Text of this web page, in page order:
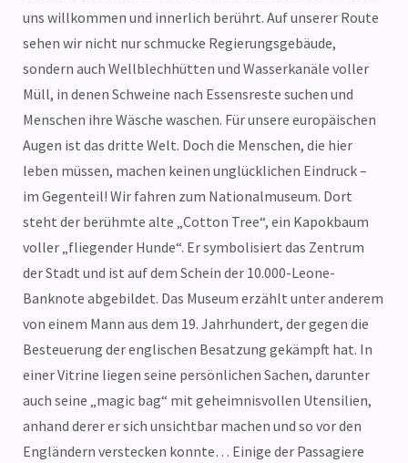
uns willkommen und innerlich berührt. Auf unserer Route
sehen wir nicht nur schmucke Regierungsgebäude,
sondern auch Wellblechhütten und Wasserkanäle voller
Müll, in denen Schweine nach Essensreste suchen und
Menschen ihre Wäsche waschen. Für unsere europäischen
Augen ist das dritte Welt. Doch die Menschen, die hier
leben müssen, machen keinen unglücklichen Eindruck –
im Gegenteil! Wir fahren zum Nationalmuseum. Dort
steht der berühmte alte „Cotton Tree“, ein Kapokbaum
voller „fliegender Hunde“. Er symbolisiert das Zentrum
der Stadt und ist auf dem Schein der 10.000-Leone-
Banknote abgebildet. Das Museum erzählt unter anderem
von einem Mann aus dem 19. Jahrhundert, der gegen die
Besteuerung der englischen Besatzung gekämpft hat. In
einer Vitrine liegen seine persönlichen Sachen, darunter
auch seine „magic bag“ mit geheimnisvollen Utensilien,
anhand derer er sich unsichtbar machen und so vor den
Engländern verstecken konnte… Einige der Passagiere